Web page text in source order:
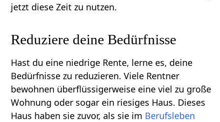
jetzt diese Zeit zu nutzen.
Reduziere deine Bedürfnisse
Hast du eine niedrige Rente, lerne es, deine
Bedürfnisse zu reduzieren. Viele Rentner
bewohnen überflüssigerweise eine viel zu große
Wohnung oder sogar ein riesiges Haus. Dieses
Haus haben sie zuvor, als sie im Berufsleben